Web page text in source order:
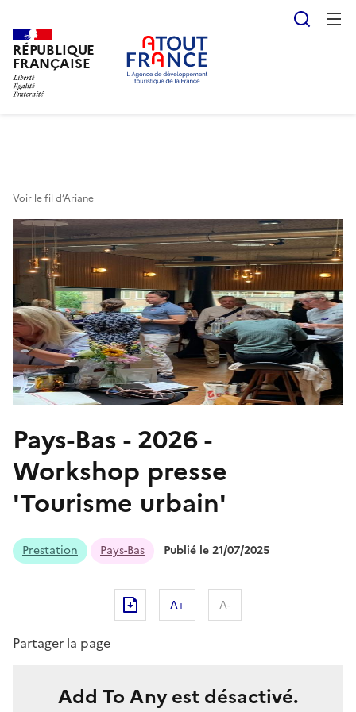
Aller
au
contenu
RÉPUBLIQUE
FRANÇAISE
Voir le fil d’Ariane
Pays-Bas - 2026 -
Workshop presse
'Tourisme urbain'
Prestation Pays-Bas Publié le 21/07/2025
A+ A-
Partager la page
Add To Any est désactivé.